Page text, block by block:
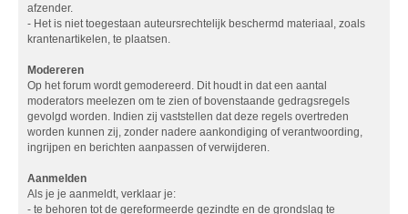
afzender.
- Het is niet toegestaan auteursrechtelijk beschermd materiaal, zoals
krantenartikelen, te plaatsen.
Modereren
Op het forum wordt gemodereerd. Dit houdt in dat een aantal
moderators meelezen om te zien of bovenstaande gedragsregels
gevolgd worden. Indien zij vaststellen dat deze regels overtreden
worden kunnen zij, zonder nadere aankondiging of verantwoording,
ingrijpen en berichten aanpassen of verwijderen.
Aanmelden
Als je je aanmeldt, verklaar je:
- te behoren tot de gereformeerde gezindte en de grondslag te